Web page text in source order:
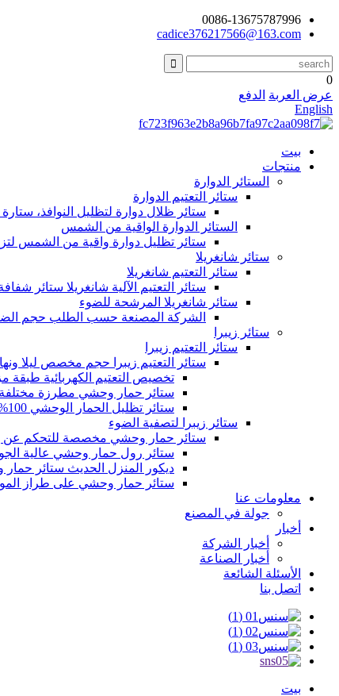
0086-13675787996
cadice376217566@163.com
0
عرض العربة الدفع
English
بيت
منتجات
الستائر الدوارة
ستائر التعتيم الدوارة
ستائر ظلال دوارة لتظليل النوافذ،
الستائر الدوارة الواقية من الشمس
ستائر تظليل دوارة واقية من الشمس
ستائر شانغريلا
ستائر التعتيم شانغريلا
ستائر التعتيم الآلية شانغريلا ستائر
ستائر شانغريلا المرشحة للضوء
الشركة المصنعة حسب الطلب حجم الضوء
ستائر زيبرا
ستائر التعتيم زيبرا
ستائر التعتيم زيبرا حجم مخصص ليلا
تخصيص التعتيم الكهربائية طبقة
ستائر حمار وحشي مطرزة مختلفة
ستائر تظليل الحمار الوحشي 100% بوليستر ستائر حمار وحشي مقاومة للماء للنافذة
ستائر زيبرا لتصفية الضوء
ستائر حمار وحشي مخصصة للتحكم عن
ستائر رول حمار وحشي عالية الجودة
ديكور المنزل الحديث ستائر حمار
ستائر حمار وحشي على طراز
معلومات عنا
جولة في المصنع
أخبار
أخبار الشركة
أخبار الصناعة
الأسئلة الشائعة
اتصل بنا
بيت